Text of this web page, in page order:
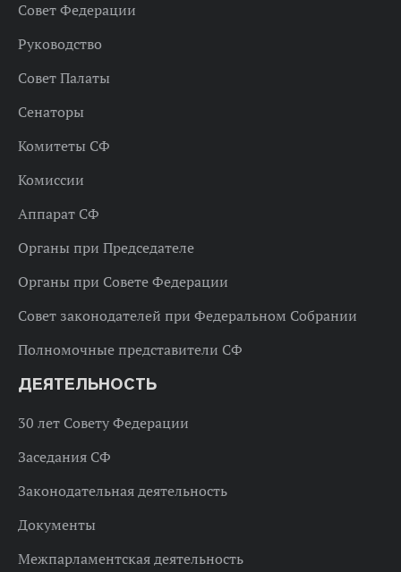
Совет Федерации
Руководство
Совет Палаты
Сенаторы
Комитеты СФ
Комиссии
Аппарат СФ
Органы при Председателе
Органы при Совете Федерации
Совет законодателей при Федеральном Собрании
Полномочные представители СФ
ДЕЯТЕЛЬНОСТЬ
30 лет Совету Федерации
Заседания СФ
Законодательная деятельность
Документы
Межпарламентская деятельность